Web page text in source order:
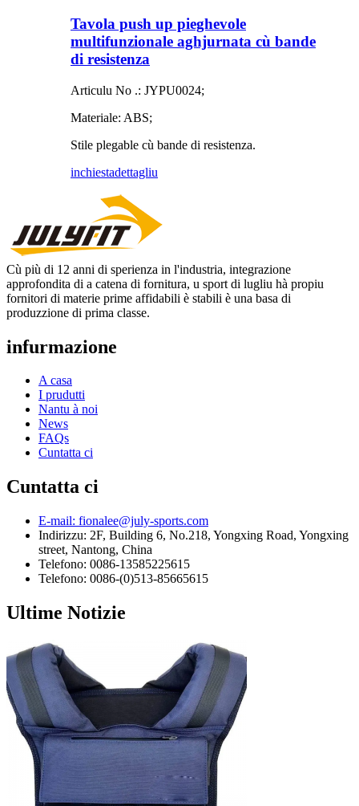
Tavola push up pieghevole
multifunzionale aghjurnata cù bande
di resistenza
Articulu No .: JYPU0024;
Materiale: ABS;
Stile plegable cù bande di resistenza.
inchiestadettagliu
Cù più di 12 anni di sperienza in l'industria, integrazione
approfondita di a catena di fornitura, u sport di lugliu hà propiu
fornitori di materie prime affidabili è stabili è una basa di
produzzione di prima classe.
infurmazione
A casa
I prudutti
Nantu à noi
News
FAQs
Cuntatta ci
Cuntatta ci
E-mail: fionalee@july-sports.com
Indirizzu: 2F, Building 6, No.218, Yongxing Road, Yongxing
street, Nantong, China
Telefono: 0086-13585225615
Telefono: 0086-(0)513-85665615
Ultime Notizie